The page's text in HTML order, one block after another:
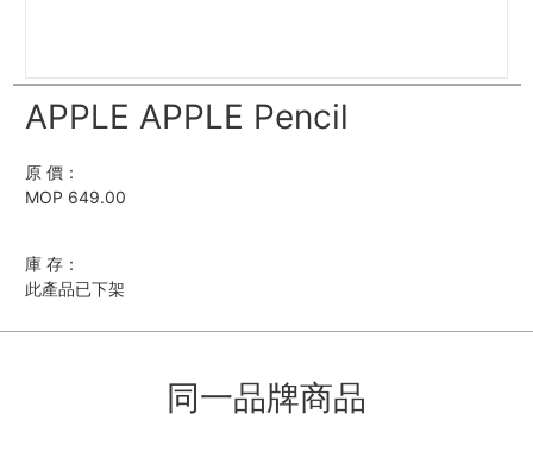
APPLE APPLE Pencil
原 價：
MOP 649.00
庫 存：
此產品已下架
同一品牌商品